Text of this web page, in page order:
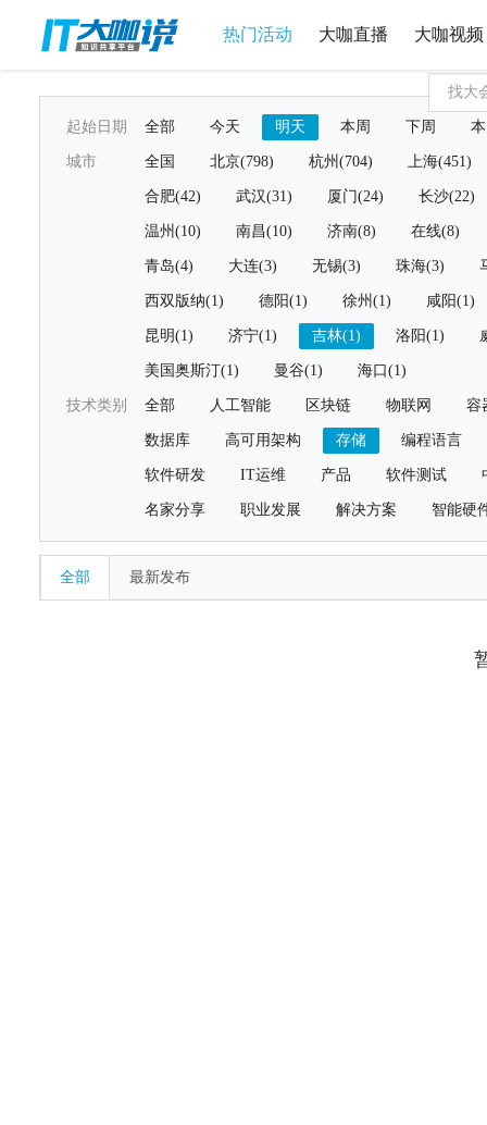
热门活动 大咖直播 大咖视频
起始日期 全部 今天 明天 本周 下周
城市 全国 北京(798) 杭州(704) 上海(451)
合肥(42) 武汉(31) 厦门(24) 长沙(22)
温州(10) 南昌(10) 济南(8) 在线(8)
青岛(4) 大连(3) 无锡(3) 珠海(3)
西双版纳(1) 德阳(1) 徐州(1) 咸阳(1)
昆明(1) 济宁(1) 吉林(1) 洛阳(1)
美国奥斯汀(1) 曼谷(1) 海口(1)
技术类别 全部 人工智能 区块链 物联网 容
数据库 高可用架构 存储 编程语言
软件研发 IT运维 产品 软件测试
名家分享 职业发展 解决方案 智能硬
全部 最新发布